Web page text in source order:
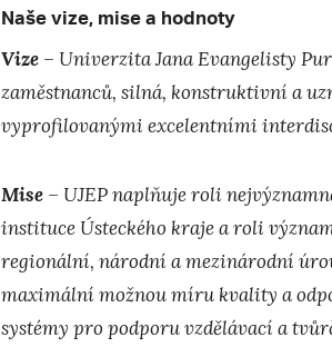
Naše vize, mise a hodnoty
Vize – Univerzita Jana Evangelisty
zaměstnanců, silná, konstruktivní a
vyprofilovanými excelentními
Mise – UJEP naplňuje roli
instituce Ústeckého kraje a roli
regionální, národní a mezinárodní
maximální možnou míru kvality a
systémy pro podporu vzdělávací a